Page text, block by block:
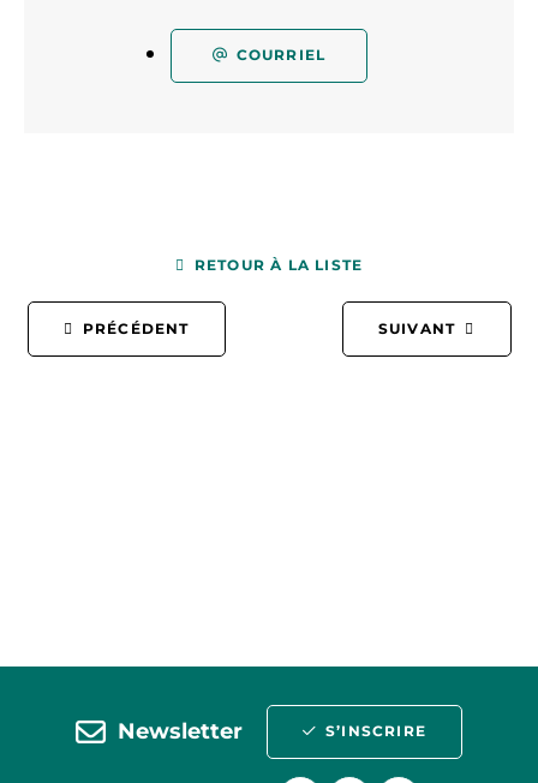
COURRIEL
PRÉCÉDENT
RETOUR À LA LISTE
SUIVANT
Newsletter S’INSCRIRE